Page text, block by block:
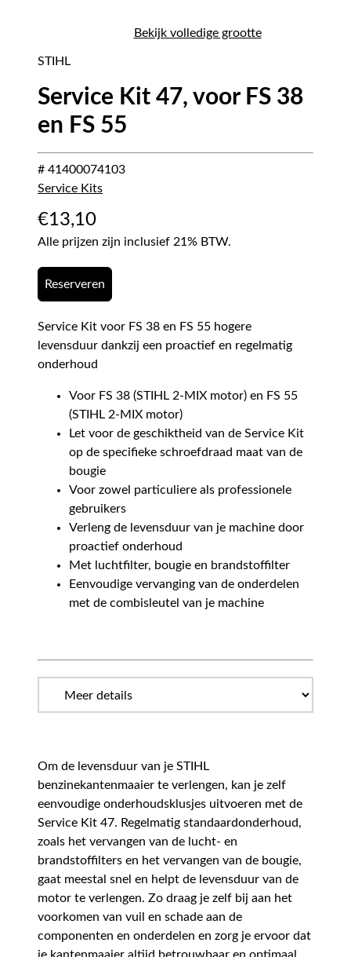
Bekijk volledige grootte
STIHL
Service Kit 47, voor FS 38
en FS 55
# 41400074103
Service Kits
€13,10
Alle prijzen zijn inclusief 21% BTW.
Reserveren
Service Kit voor FS 38 en FS 55 hogere
levensduur dankzij een proactief en regelmatig
onderhoud
Voor FS 38 (STIHL 2-MIX motor) en FS 55
(STIHL 2-MIX motor)
Let voor de geschiktheid van de Service Kit
op de specifieke schroefdraad maat van de
bougie
Voor zowel particuliere als professionele
gebruikers
Verleng de levensduur van je machine door
proactief onderhoud
Met luchtfilter, bougie en brandstoffilter
Eenvoudige vervanging van de onderdelen
met de combisleutel van je machine
Om de levensduur van je STIHL
benzinekantenmaaier te verlengen, kan je zelf
eenvoudige onderhoudsklusjes uitvoeren met de
Service Kit 47. Regelmatig standaardonderhoud,
zoals het vervangen van de lucht- en
brandstoffilters en het vervangen van de bougie,
gaat meestal snel en helpt de levensduur van de
motor te verlengen. Zo draag je zelf bij aan het
voorkomen van vuil en schade aan de
componenten en onderdelen en zorg je ervoor dat